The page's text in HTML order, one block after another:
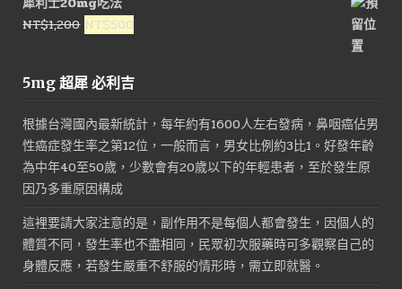
格：
NT$1,600。
NT$1,200 原
格：
NT$500
格：
5mg 超犀 必利吉
根據台灣國內最新統計，每年約有1600人左右發病，鼻咽癌佔男
性癌症發生率之第12位，一般而言，男女比例約3比1。好發年齡
為中年40至50歲，少數會有20歲以下的年輕患者，至於發生原
因乃多重原因構成
這裡要請大家注意的是，副作用不是每個人都會發生，因個人的
體質不同，發生率也不盡相同，民眾初次服藥時可多觀察自己的
身體反應，若發生嚴重不舒服的情形時，需立即就醫。